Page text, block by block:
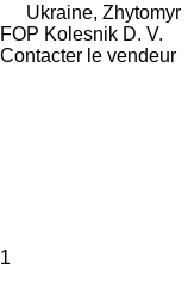
Ukraine, Zhytomyr
FOP Kolesnik D. V.
Contacter le vendeur
1